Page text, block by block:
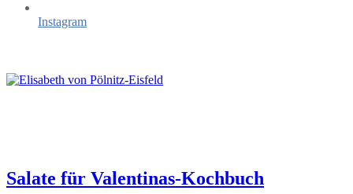
Instagram
Salate für Valentinas-Kochbuch